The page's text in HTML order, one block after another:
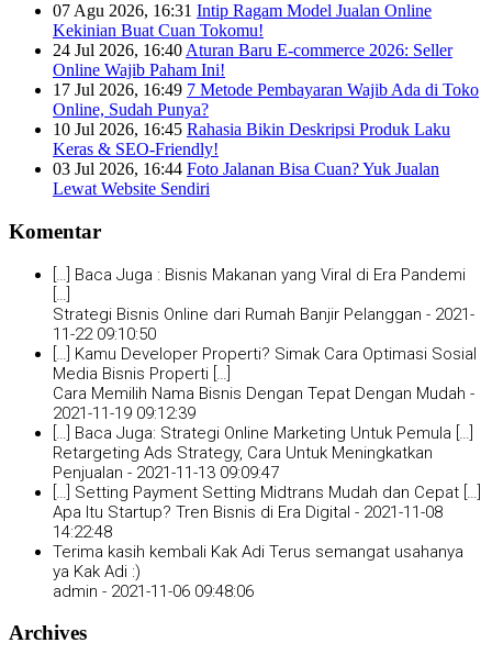
07 Agu 2026, 16:31 Intip Ragam Model Jualan Online
Kekinian Buat Cuan Tokomu!
24 Jul 2026, 16:40 Aturan Baru E-commerce 2026: Seller
Online Wajib Paham Ini!
17 Jul 2026, 16:49 7 Metode Pembayaran Wajib Ada di Toko
Online, Sudah Punya?
10 Jul 2026, 16:45 Rahasia Bikin Deskripsi Produk Laku
Keras & SEO-Friendly!
03 Jul 2026, 16:44 Foto Jalanan Bisa Cuan? Yuk Jualan
Lewat Website Sendiri
Komentar
[…] Baca Juga : Bisnis Makanan yang Viral di Era Pandemi
[…]
Strategi Bisnis Online dari Rumah Banjir Pelanggan - 2021-
11-22 09:10:50
[…] Kamu Developer Properti? Simak Cara Optimasi Sosial
Media Bisnis Properti […]
Cara Memilih Nama Bisnis Dengan Tepat Dengan Mudah -
2021-11-19 09:12:39
[…] Baca Juga: Strategi Online Marketing Untuk Pemula […]
Retargeting Ads Strategy, Cara Untuk Meningkatkan
Penjualan - 2021-11-13 09:09:47
[…] Setting Payment Setting Midtrans Mudah dan Cepat […]
Apa Itu Startup? Tren Bisnis di Era Digital - 2021-11-08
14:22:48
Terima kasih kembali Kak Adi Terus semangat usahanya
ya Kak Adi :)
admin - 2021-11-06 09:48:06
Archives